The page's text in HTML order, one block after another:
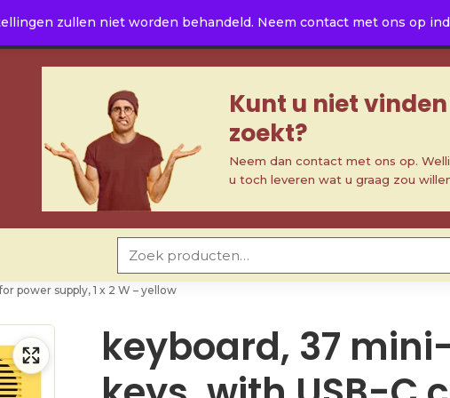
zullen niet worden behandeld. Neem contact met ons op
Kunt u niet
zoekt?
Neem dan contact met ons op.
u toch leveren wat u graag zou
power supply, 1 x 2 W – yellow
keyboard, 37